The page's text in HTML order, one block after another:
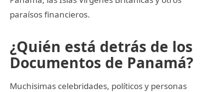
paraísos financieros.
¿Quién está detrás de los
Documentos de Panamá?
Muchisimas celebridades, políticos y personas